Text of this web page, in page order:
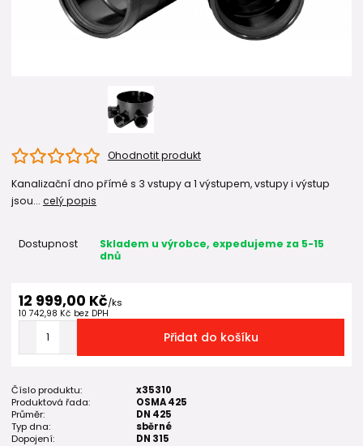
Ohodnotit produkt
Kanalizační dno přímé s 3 vstupy a 1 výstupem, vstupy i výstup
jsou... celý popis
Dostupnost
Skladem u výrobce, expedujeme za 5-15
dnů
12 999,00 Kč/ks
10 742,98 Kč bez DPH
Přidat do košíku
Číslo produktu:
x35310
Produktová řada:
OSMA 425
Průměr:
DN 425
Typ dna:
sběrné
Dopojení:
DN 315